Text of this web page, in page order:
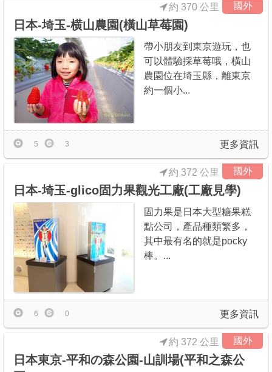
國外
日本-埼玉-横山農園(橫山草莓園)
約 370 公里
帶小朋友到東京遊玩，也
可以體驗採草莓哦，橫山
農園位在埼玉縣，離東京
約一個小...
更多資訊
5 3
國外
日本-埼玉-glico固力果觀光工廠(工廠見學)
約 372 公里
固力果是日本大型糖果糕
點公司，產品種類繁多，
其中最有名的就是pocky
棒。...
更多資訊
6 0
國外
日本東京-平和の森公園-山訓場(平和之森公
約 372 公里